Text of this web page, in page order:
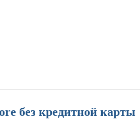
без кредитной карты